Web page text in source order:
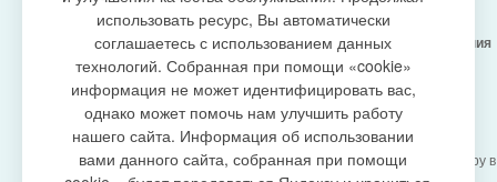
Сетевое изданиеhttps://www.gp-izluchinsk.ru
16+
Учредитель -Администрация городского поселения
Излучинск
Главный редактор - Бурич Денис Ярославович
Телефон/факс: (3466) 28-13-77 , e-mail:
admizl@rambler.ru
Сетевое изданиеhttps://www.gp-izluchinsk.ru
зарегистрировано Федеральной службой по надзору в
использовать ресурс, Вы автоматически
соглашаетесь с использованием данных
технологий. Собранная при помощи «cookie»
информация не может идентифицировать вас,
однако может помочь нам улучшить работу
нашего сайта. Информация об использовании
вами данного сайта, собранная при помощи